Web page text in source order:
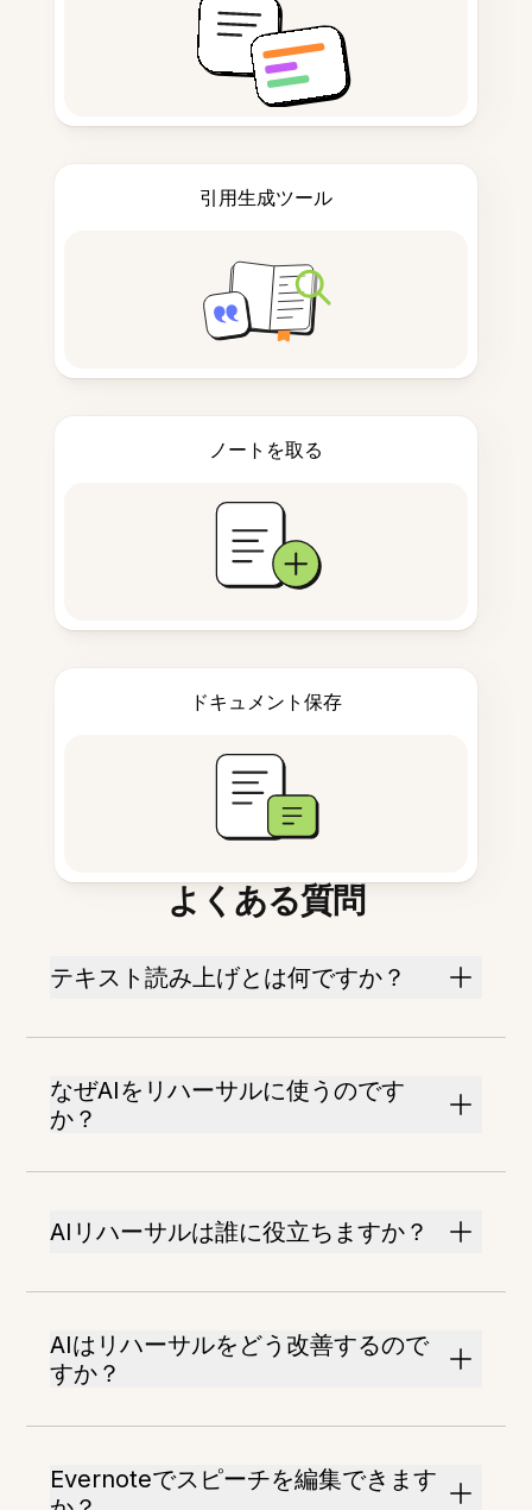
引用生成ツール
ノートを取る
ドキュメント保存
よくある質問
テキスト読み上げとは何ですか？
なぜAIをリハーサルに使うのです
か？
AIリハーサルは誰に役立ちますか？
AIはリハーサルをどう改善するので
すか？
Evernoteでスピーチを編集できます